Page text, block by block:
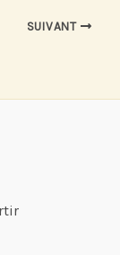
SUIVANT